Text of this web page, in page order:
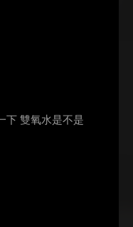
下 雙氧水是不是